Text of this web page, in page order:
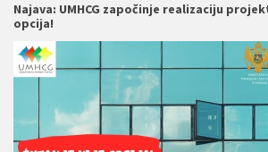
Najava: UMHCG započinje realizaciju
opcija!